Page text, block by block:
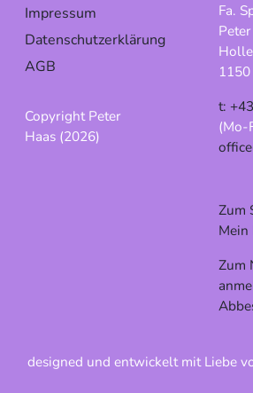
Impressum
Datenschutzerklärung
AGB
Copyright Peter
Haas (2026)
Fa.
t:
(Mo-
Zum
Zum
designed und entwickelt mit Liebe